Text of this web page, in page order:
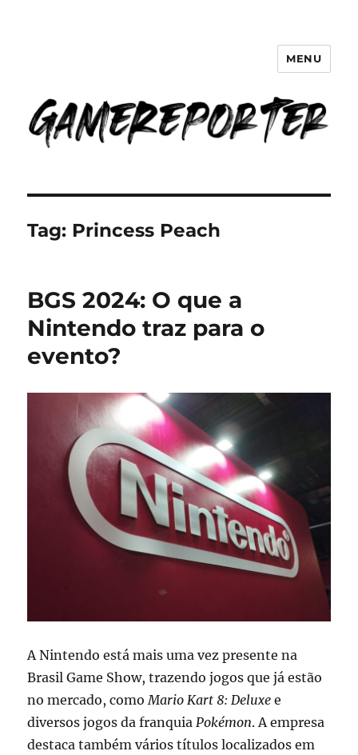
GameReporter | Cultura Gamer
MENU
Tag: Princess Peach
BGS 2024: O que a
Nintendo traz para o
evento?
A Nintendo está mais uma vez presente na
Brasil Game Show, trazendo jogos que já estão
no mercado, comoMario Kart 8: Deluxe e
diversos jogos da franquiaPokémon. A empresa
destaca também vários títulos localizados em